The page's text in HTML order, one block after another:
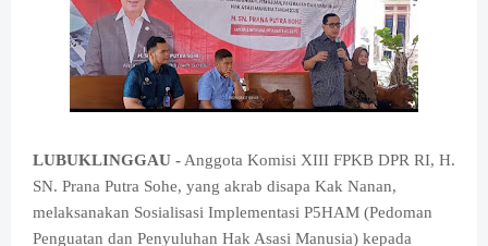
LUBUKLINGGAU -Anggota Komisi XIII FPKB DPR RI, H.
SN. Prana Putra Sohe, yang akrab disapa Kak Nanan,
melaksanakan Sosialisasi Implementasi P5HAM (Pedoman
Penguatan dan Penyuluhan Hak Asasi Manusia) kepada